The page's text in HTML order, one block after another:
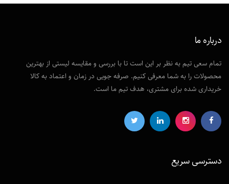
درباره ما
تمام سعی تیم به نظر بر این است تا با بررسی و مقایسه لیستی از بهترین
محصولات را به شما معرفی کنیم. صرفه جویی در زمان و اعتماد به کالا
خریداری شده برای مشتری، هدف تیم ما است.
دسترسی‌ سریع